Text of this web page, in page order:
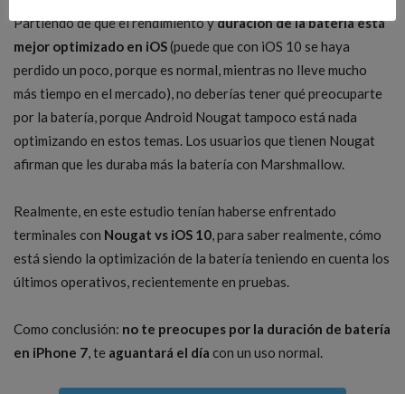
Partiendo de que el rendimiento yduración de la batería está
mejor optimizado en iOS(puede que con iOS 10 se haya
perdido un poco, porque es normal, mientras no lleve mucho
más tiempo en el mercado), no deberías tener qué preocuparte
por la batería, porque Android Nougat tampoco está nada
optimizando en estos temas. Los usuarios que tienen Nougat
afirman que les duraba más la batería con Marshmallow.
Realmente, en este estudio tenían haberse enfrentado
terminales con Nougat vs iOS 10, para saber realmente, cómo
está siendo la optimización de la batería teniendo en cuenta los
últimos operativos, recientemente en pruebas.
Como conclusión: no te preocupes por la duración de batería
en iPhone 7, te aguantará el día con un uso normal.